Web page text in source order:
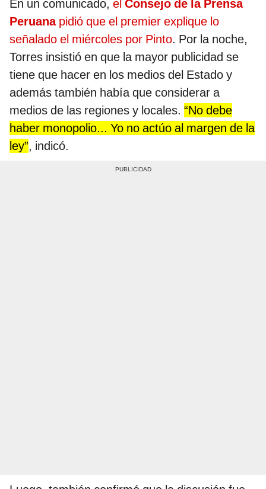
En un comunicado, el Consejo de la Prensa
Peruana pidió que el premier explique lo
señalado el miércoles por Pinto. Por la noche,
Torres insistió en que la mayor publicidad se
tiene que hacer en los medios del Estado y
además también había que considerar a
medios de las regiones y locales. “No debe
haber monopolio... Yo no actúo al margen de la
ley”, indicó.